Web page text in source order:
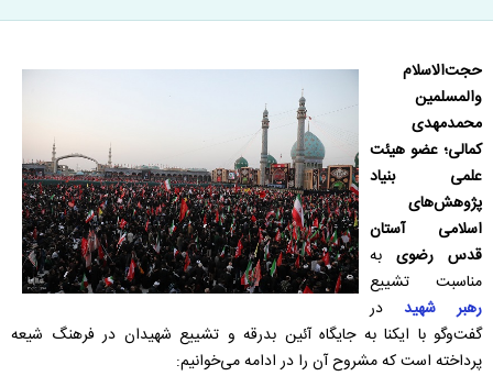
حجت‌الاسلام
والمسلمین
محمدمهدی
کمالی؛ عضو هیئت
علمی بنیاد
پژوهش‌های
اسلامی آستان
قدس رضوی به
مناسبت تشییع
رهبر شهید در
گفت‌وگو با ایکنا به جایگاه آئین بدرقه و تشییع شهیدان در فرهنگ شیعه
پرداخته است که مشروح آن را در ادامه می‌خوانیم: